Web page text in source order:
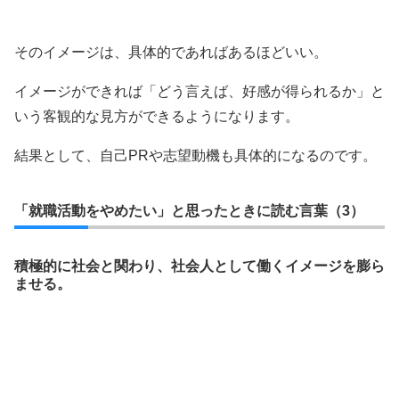
そのイメージは、具体的であればあるほどいい。
イメージができれば「どう言えば、好感が得られるか」と
いう客観的な見方ができるようになります。
結果として、自己PRや志望動機も具体的になるのです。
「就職活動をやめたい」と思ったときに読む言葉（3）
積極的に社会と関わり、社会人として働くイメージを膨ら
ませる。